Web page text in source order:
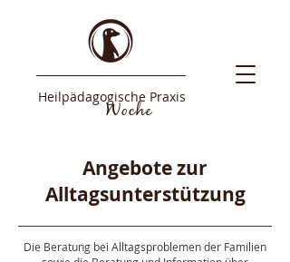
Heilpädagogische Praxis
Woche
Angebote zur
Alltagsunterstützung
Die Beratung bei Alltagsproblemen der Familien